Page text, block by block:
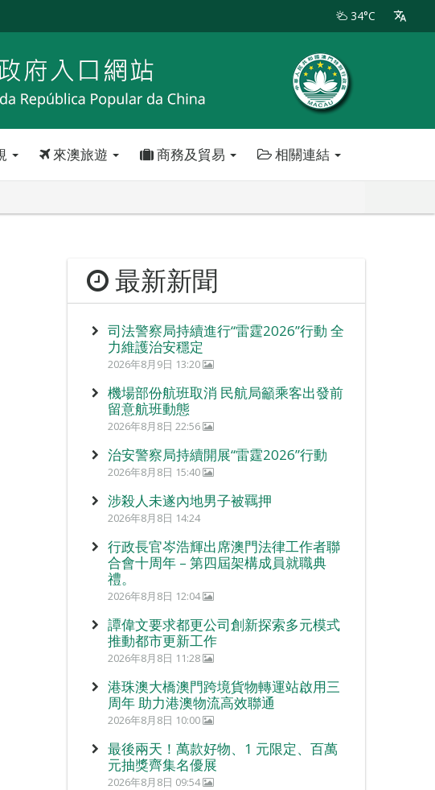
34°C
來澳旅遊 商務及貿易 相關連結
最新新聞
司法警察局持續進行“雷霆2026”行動 全
力維護治安穩定
2026年8月9日 13:20
機場部份航班取消 民航局籲乘客出發前
留意航班動態
2026年8月8日 22:56
治安警察局持續開展“雷霆2026”行動
2026年8月8日 15:40
涉殺人未遂內地男子被羈押
2026年8月8日 14:24
行政長官岑浩輝出席澳門法律工作者聯
合會十周年 – 第四屆架構成員就職典
禮。
2026年8月8日 12:04
譚偉文要求都更公司創新探索多元模式
推動都市更新工作
2026年8月8日 11:28
港珠澳大橋澳門跨境貨物轉運站啟用三
周年 助力港澳物流高效聯通
2026年8月8日 10:00
最後兩天！萬款好物、1 元限定、百萬
元抽獎齊集名優展
2026年8月8日 09:54